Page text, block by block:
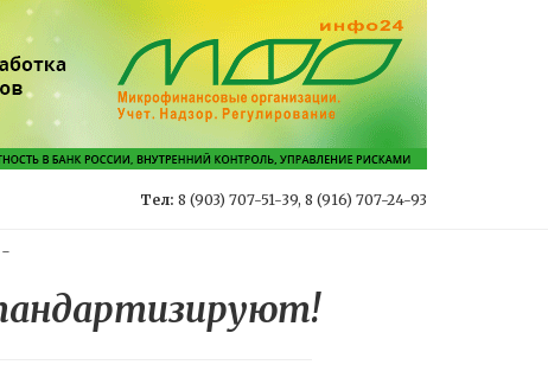
Тел: 8 (903) 707-51-39, 8 (916) 707-24-93